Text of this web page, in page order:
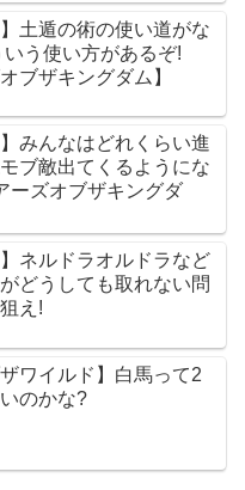
】土遁の術の使い道がな
う使い方があるぞ!
ブザキングダム】
】みんなはどれくらい進
ブ敵出てくるようにな
ーズオブザキングダ
】ネルドラオルドラなど
どうしても取れない問
え!
ザワイルド】白馬って2
のかな?